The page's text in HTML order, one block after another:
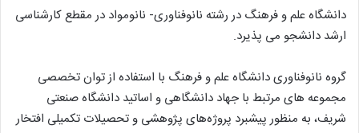
دانشگاه علم و فرهنگ در رشته نانوفناوری- نانومواد در مقطع کارشناسی
ارشد دانشجو می پذیرد.
گروه نانوفناوری دانشگاه علم و فرهنگ با استفاده از توان تخصصی
مجموعه های مرتبط با جهاد دانشگاهی و اساتید دانشگاه صنعتی
شریف، به منظور پیشبرد پروژه‌های پژوهشی و تحصیلات تکمیلی افتخار